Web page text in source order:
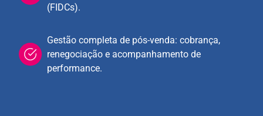
(FIDCs).
Gestão completa de pós-venda: cobrança,
renegociação e acompanhamento de
performance.